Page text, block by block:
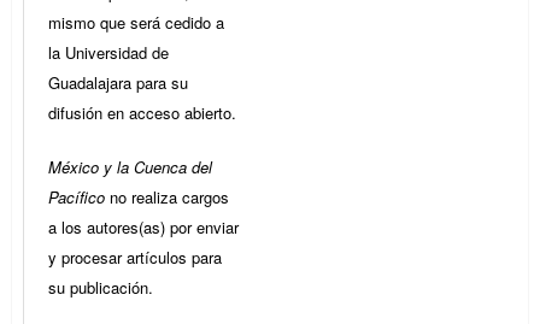
mismo que será cedido a
la Universidad de
Guadalajara para su
difusión en acceso abierto.
México y la Cuenca del
Pacífico no realiza cargos
a los autores(as) por enviar
y procesar artículos para
su publicación.